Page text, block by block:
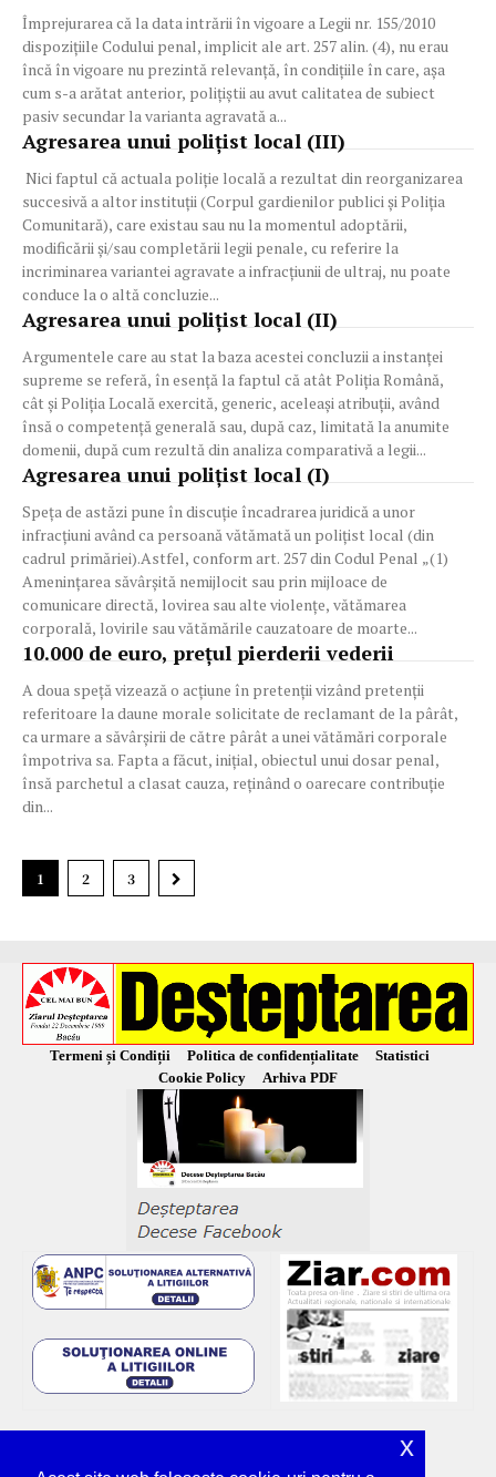
Împrejurarea că la data intrării în vigoare a Legii nr. 155/2010
dispoziţiile Codului penal, implicit ale art. 257 alin. (4), nu erau
încă în vigoare nu prezintă relevanţă, în condiţiile în care, aşa
cum s-a arătat anterior, poliţiştii au avut calitatea de subiect
pasiv secundar la varianta agravată a...
Agresarea unui polițist local (III)
Nici faptul că actuala poliţie locală a rezultat din reorganizarea
succesivă a altor instituţii (Corpul gardienilor publici şi Poliţia
Comunitară), care existau sau nu la momentul adoptării,
modificării şi/sau completării legii penale, cu referire la
incriminarea variantei agravate a infracţiunii de ultraj, nu poate
conduce la o altă concluzie...
Agresarea unui polițist local (II)
Argumentele care au stat la baza acestei concluzii a instanței
supreme se referă, în esență la faptul că atât Poliţia Română,
cât şi Poliţia Locală exercită, generic, aceleaşi atribuţii, având
însă o competenţă generală sau, după caz, limitată la anumite
domenii, după cum rezultă din analiza comparativă a legii...
Agresarea unui polițist local (I)
Speța de astăzi pune în discuție încadrarea juridică a unor
infracțiuni având ca persoană vătămată un polițist local (din
cadrul primăriei).Astfel, conform art. 257 din Codul Penal „(1)
Ameninţarea săvârşită nemijlocit sau prin mijloace de
comunicare directă, lovirea sau alte violenţe, vătămarea
corporală, lovirile sau vătămările cauzatoare de moarte...
10.000 de euro, prețul pierderii vederii
A doua speță vizează o acțiune în pretenții vizând pretenții
referitoare la daune morale solicitate de reclamant de la pârât,
ca urmare a săvârșirii de către pârât a unei vătămări corporale
împotriva sa. Fapta a făcut, inițial, obiectul unui dosar penal,
însă parchetul a clasat cauza, reținând o oarecare contribuție
din...
1 2 3
Termeni și Condiții Politica de confidențialitate
Statistici
Cookie Policy
Arhiva PDF
x